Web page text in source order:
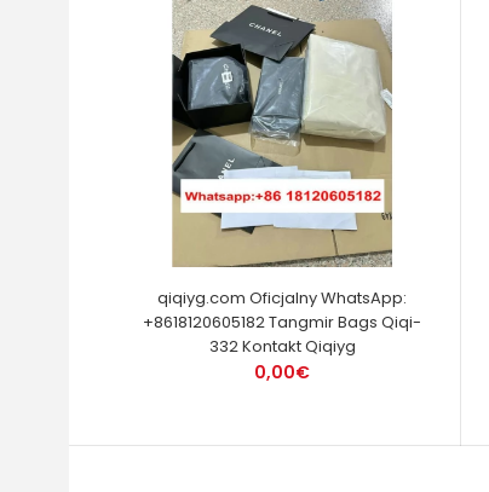
qiqiyg.com Oficjalny WhatsApp:
+8618120605182 Tangmir Bags Qiqi-
332 Kontakt Qiqiyg
0,00€